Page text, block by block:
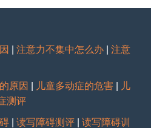
|注意力不集中怎么办 |注意
原因 儿童多动症的危害
儿
测评
|读写障碍测评 |读写障碍训